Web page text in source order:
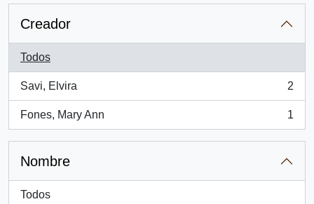
Creador
Todos
Savi, Elvira
, 2 resultados
2
Fones, Mary Ann
, 1 resultados
1
Nombre
Todos